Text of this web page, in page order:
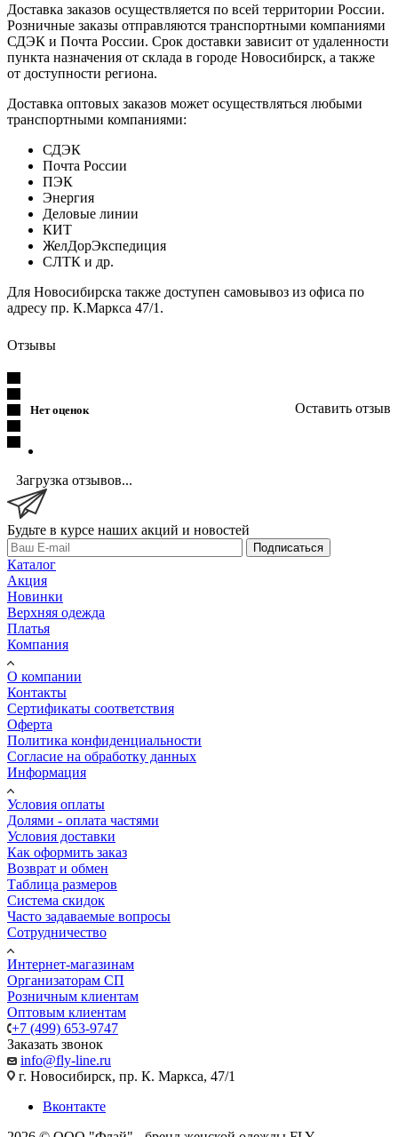
Доставка заказов осуществляется по всей территории России.
Розничные заказы отправляются транспортными компаниями
СДЭК и Почта России. Срок доставки зависит от удаленности
пункта назначения от склада в городе Новосибирск, а также
от доступности региона.
Доставка оптовых заказов может осуществляться любыми
транспортными компаниями:
СДЭК
Почта России
ПЭК
Энергия
Деловые линии
КИТ
ЖелДорЭкспедиция
СЛТК и др.
Для Новосибирска также доступен самовывоз из офиса по
адресу пр. К.Маркса 47/1.
Отзывы
Нет оценок Оставить отзыв
Загрузка отзывов...
Будьте в курсе наших акций и новостей
Подписаться
Каталог
Акция
Новинки
Верхняя одежда
Платья
Компания
О компании
Контакты
Сертификаты соответствия
Оферта
Политика конфиденциальности
Согласие на обработку данных
Информация
Условия оплаты
Долями - оплата частями
Условия доставки
Как оформить заказ
Возврат и обмен
Таблица размеров
Система скидок
Часто задаваемые вопросы
Сотрудничество
Интернет-магазинам
Организаторам СП
Розничным клиентам
Оптовым клиентам
+7 (499) 653-9747
Заказать звонок
info@fly-line.ru
г. Новосибирск, пр. К. Маркса, 47/1
Вконтакте